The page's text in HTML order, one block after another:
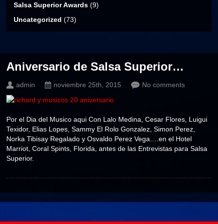
Salsa Superior Awards (9)
Uncategorized (73)
Aniversario de Salsa Superior…
admin noviembre 25th, 2015 No comments
Por el Dia del Musico aqui Con Lalo Medina, Cesar Flores, Luigui
Texidor, Elias Lopes, Sammy El Rolo Gonzalez, Simon Perez,
Norka Tibisay Regalado y Osvaldo Perez Vega….en el Hotel
Marriot, Coral Spints, Florida, antes de las Entrevistas para Salsa
Superior.